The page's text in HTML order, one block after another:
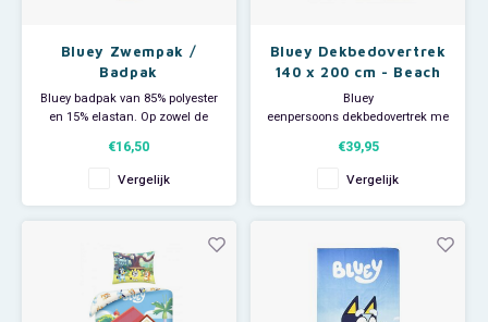
Bluey Zwempak /
Badpak
Bluey badpak van 85% polyester
en 15% elastan. Op zowel de
zwempak staat Bluey
afgebeeld. Prijs is per stuk.
Helemaal trendy naar de
zwemles of naar het strand!
€16,50
Vergelijk
Bluey Dekbedovertrek
140 x 200 cm - Beach
Bluey
eenpersoons dekbedovertrek met
vrolijke dekbedhoes is
dubbelzijdig te gebruiken en
heeft een afbeelding
met Bluey, Bingo en papa en
dekbedovertrek: 140 x 200 cm.
Afmeting kussensloop 70
€39,95
Vergelijk